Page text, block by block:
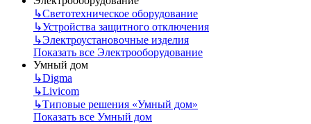
↳Светотехническое оборудование
↳Устройства защитного отключения
↳Электроустановочные изделия
Показать все Электрооборудование
Умный дом
↳Digma
↳Livicom
↳Типовые решения «Умный дом»
Показать все Умный дом